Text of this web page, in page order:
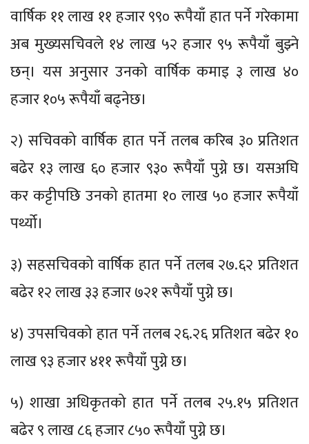
वार्षिक ११ लाख ११ हजार ९९० रूपैयाँ हात पर्ने गरेकामा
अब मुख्यसचिवले १४ लाख ५२ हजार ९५ रूपैयाँ बुझ्ने
छन्। यस अनुसार उनको वार्षिक कमाइ ३ लाख ४०
हजार १०५ रूपैयाँ बढ्नेछ।
२) सचिवको वार्षिक हात पर्ने तलब करिब ३० प्रतिशत
बढेर १३ लाख ६० हजार ९३० रूपैयाँ पुग्ने छ। यसअघि
कर कट्टीपछि उनको हातमा १० लाख ५० हजार रूपैयाँ
पर्थ्यो।
३) सहसचिवको वार्षिक हात पर्ने तलब २७.६२ प्रतिशत
बढेर १२ लाख ३३ हजार ७२१ रूपैयाँ पुग्ने छ।
४) उपसचिवको हात पर्ने तलब २६.२६ प्रतिशत बढेर १०
लाख ९३ हजार ४११ रूपैयाँ पुग्ने छ।
५) शाखा अधिकृतको हात पर्ने तलब २५.१५ प्रतिशत
बढेर ९ लाख ८६ हजार ८५० रूपैयाँ पुग्ने छ।